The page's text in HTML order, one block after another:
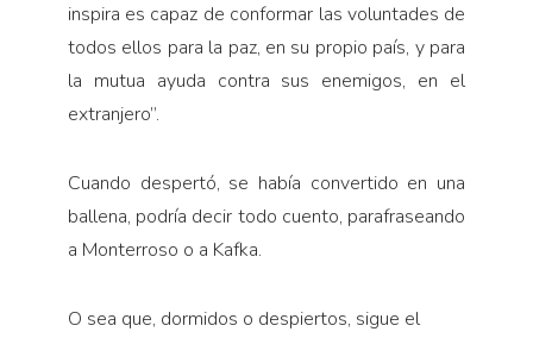
inspira es capaz de conformar las voluntades de
todos ellos para la paz, en su propio país, y para
la mutua ayuda contra sus enemigos, en el
extranjero”.
Cuando despertó, se había convertido en una
ballena, podría decir todo cuento, parafraseando
a Monterroso o a Kafka.
O sea que, dormidos o despiertos, sigue el